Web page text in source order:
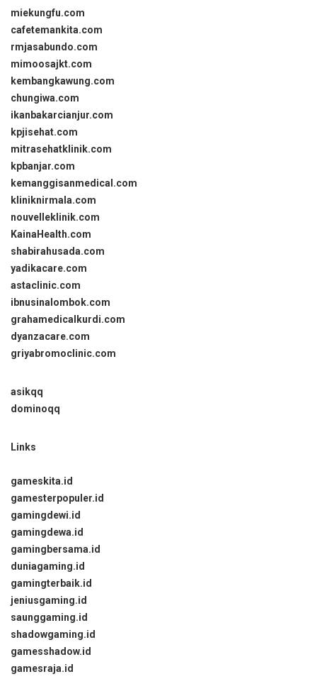
miekungfu.com
cafetemankita.com
rmjasabundo.com
mimoosajkt.com
kembangkawung.com
chungiwa.com
ikanbakarcianjur.com
kpjisehat.com
mitrasehatklinik.com
kpbanjar.com
kemanggisanmedical.com
kliniknirmala.com
nouvelleklinik.com
KainaHealth.com
shabirahusada.com
yadikacare.com
astaclinic.com
ibnusinalombok.com
grahamedicalkurdi.com
dyanzacare.com
griyabromoclinic.com
asikqq
dominoqq
Links
gameskita.id
gamesterpopuler.id
gamingdewi.id
gamingdewa.id
gamingbersama.id
duniagaming.id
gamingterbaik.id
jeniusgaming.id
saunggaming.id
shadowgaming.id
gamesshadow.id
gamesraja.id